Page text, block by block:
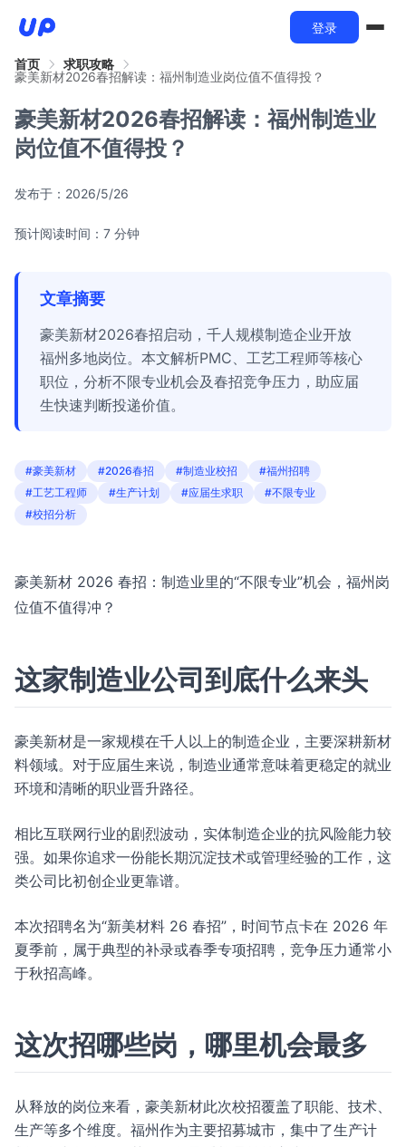
登录
首页
求职攻略
豪美新材2026春招解读：福州制造业岗位值不值得投？
豪美新材2026春招解读：福州制造业
岗位值不值得投？
发布于： 2026/5/26
预计阅读时间：7 分钟
文章摘要
豪美新材2026春招启动，千人规模制造企业开放
福州多地岗位。本文解析PMC、工艺工程师等核心
职位，分析不限专业机会及春招竞争压力，助应届
生快速判断投递价值。
#豪美新材 #2026春招 #制造业校招
#福州招聘
#工艺工程师
#生产计划 #应届生求职
#不限专业
#校招分析
豪美新材 2026 春招：制造业里的“不限专业”机会，福州岗
位值不值得冲？
这家制造业公司到底什么来头
豪美新材是一家规模在千人以上的制造企业，主要深耕新材
料领域。对于应届生来说，制造业通常意味着更稳定的就业
环境和清晰的职业晋升路径。
相比互联网行业的剧烈波动，实体制造企业的抗风险能力较
强。如果你追求一份能长期沉淀技术或管理经验的工作，这
类公司比初创企业更靠谱。
本次招聘名为“新美材料 26 春招”，时间节点卡在 2026 年
夏季前，属于典型的补录或春季专项招聘，竞争压力通常小
于秋招高峰。
这次招哪些岗，哪里机会最多
从释放的岗位来看，豪美新材此次校招覆盖了职能、技术、
生产等多个维度。福州作为主要招募城市，集中了生产计